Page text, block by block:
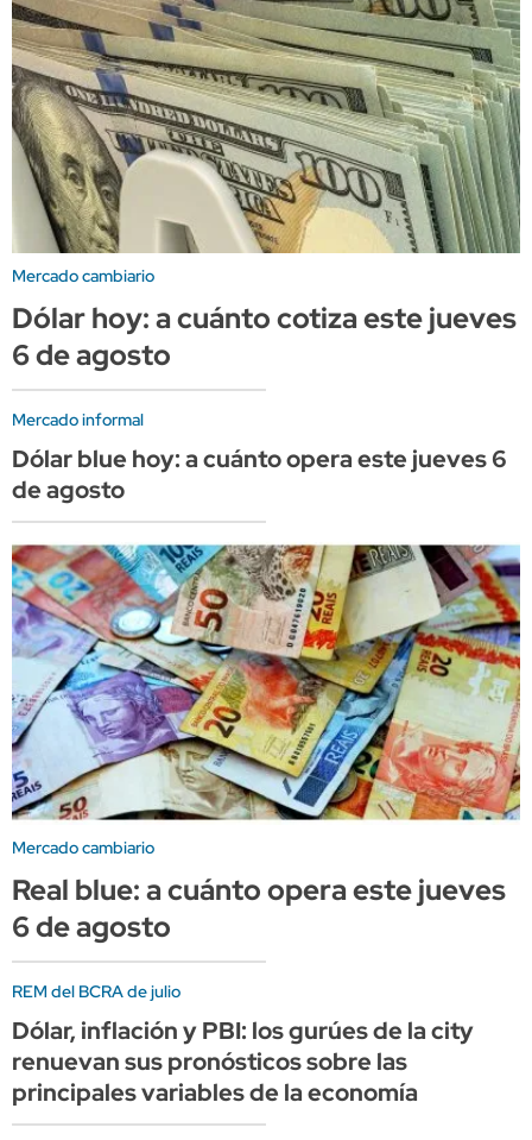
Mercado cambiario
Dólar hoy: a cuánto cotiza este jueves
6 de agosto
Mercado informal
Dólar blue hoy: a cuánto opera este jueves 6
de agosto
Mercado cambiario
Real blue: a cuánto opera este jueves
6 de agosto
REM del BCRA de julio
Dólar, inflación y PBI: los gurúes de la city
renuevan sus pronósticos sobre las
principales variables de la economía